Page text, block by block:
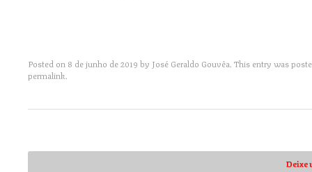
Posted on 8 de junho de 2019 by José Geraldo Gouvêa. This entry was
permalink.
Deixe